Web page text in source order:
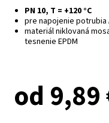
PN 10, T = +120 °C
pre napojenie potrubia
materiál niklovaná
tesnenie EPDM
od 9,89